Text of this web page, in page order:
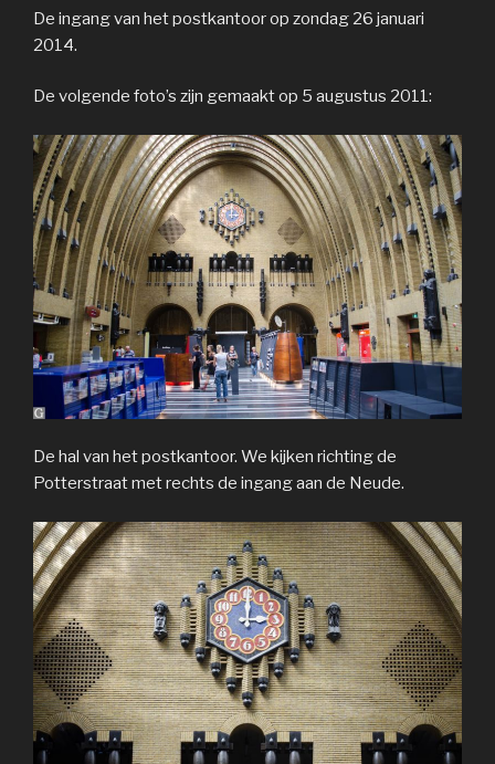
De ingang van het postkantoor op zondag 26 januari
2014.
De volgende foto’s zijn gemaakt op 5 augustus 2011:
De hal van het postkantoor. We kijken richting de
Potterstraat met rechts de ingang aan de Neude.